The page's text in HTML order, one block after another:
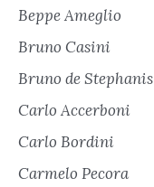
Beppe Ameglio
Bruno Casini
Bruno de Stephanis
Carlo Accerboni
Carlo Bordini
Carmelo Pecora